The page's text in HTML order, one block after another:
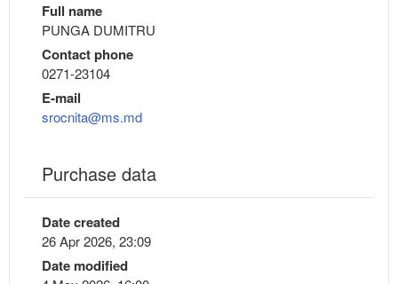
Full name
PUNGA DUMITRU
Contact phone
0271-23104
E-mail
srocnita@ms.md
Purchase data
Date created
26 Apr 2026, 23:09
Date modified